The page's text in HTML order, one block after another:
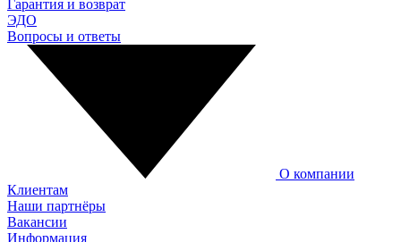
Гарантия и возврат
ЭДО
Вопросы и ответы
О компании
Клиентам
Наши партнёры
Вакансии
Информация